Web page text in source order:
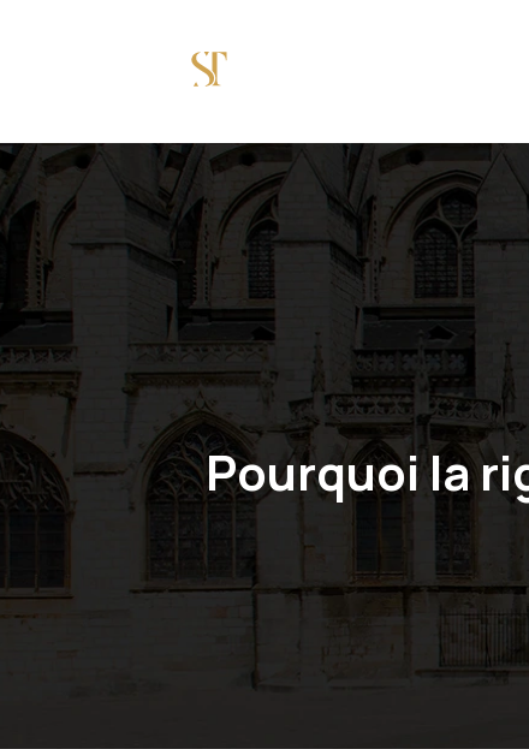
Pourquoi la